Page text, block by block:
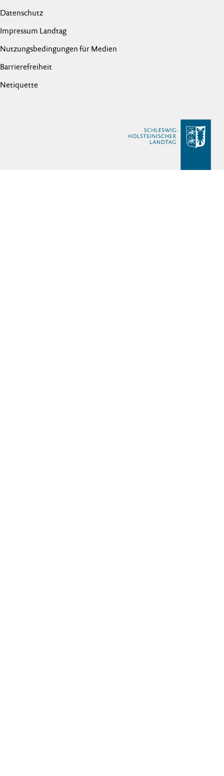
Datenschutz
Impressum Landtag
Nutzungsbedingungen für Medien
Barrierefreiheit
Netiquette